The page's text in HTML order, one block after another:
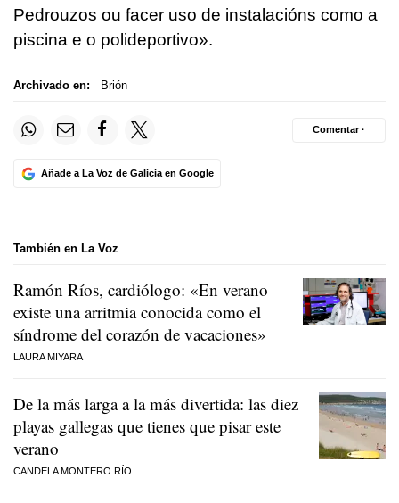
Pedrouzos ou facer uso de instalacións como a
piscina e o polideportivo».
Archivado en: Brión
Añade a La Voz de Galicia en Google
Comentar ·
También en La Voz
Ramón Ríos, cardiólogo: «En verano
existe una arritmia conocida como el
síndrome del corazón de vacaciones»
LAURA MIYARA
De la más larga a la más divertida: las diez
playas gallegas que tienes que pisar este
verano
CANDELA MONTERO RÍO